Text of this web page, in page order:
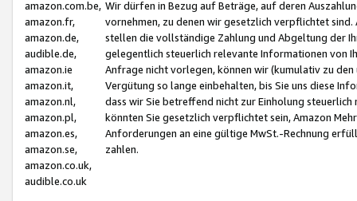
amazon.com.be,
amazon.fr,
amazon.de,
audible.de,
amazon.ie
amazon.it,
amazon.nl,
amazon.pl,
amazon.es,
amazon.se,
amazon.co.uk,
audible.co.uk
Wir dürfen in Bezug auf Beträge, auf deren
vornehmen, zu denen wir gesetzlich verpflichtet
stellen die vollständige Zahlung und Abgeltung der
gelegentlich steuerlich relevante Informationen von
Anfrage nicht vorlegen, können wir (kumulativ zu
Vergütung so lange einbehalten, bis Sie uns diese
dass wir Sie betreffend nicht zur Einholung
könnten Sie gesetzlich verpflichtet sein, Amazon
Anforderungen an eine gültige MwSt.-Rechnung
zahlen.